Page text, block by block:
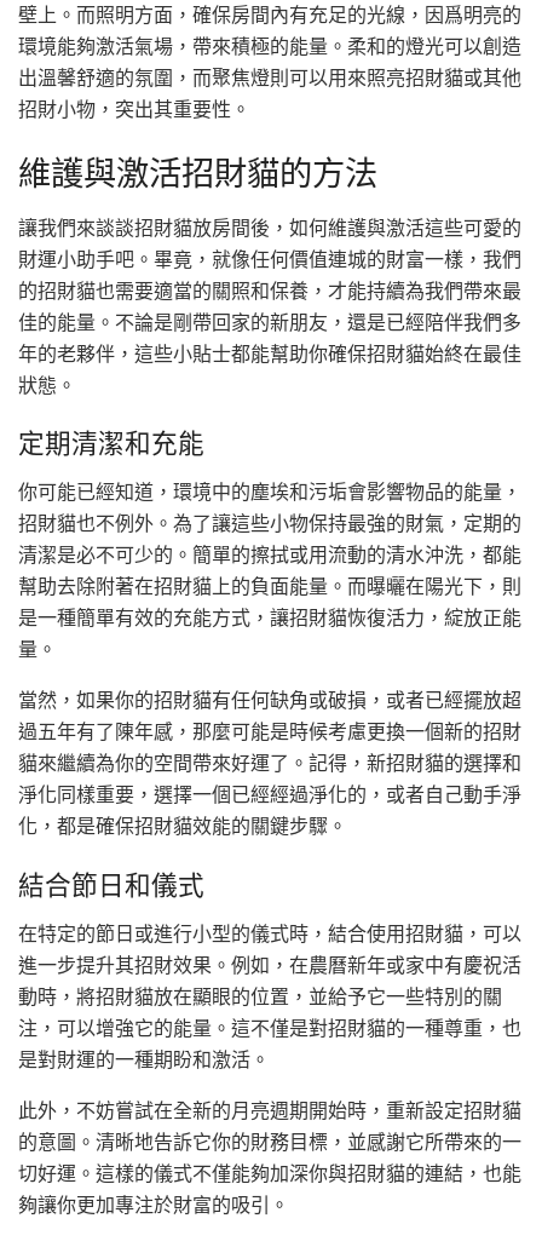
壁上。而照明方面，確保房間內有充足的光線，因爲明亮的
環境能夠激活氣場，帶來積極的能量。柔和的燈光可以創造
出溫馨舒適的氛圍，而聚焦燈則可以用來照亮招財貓或其他
招財小物，突出其重要性。
維護與激活招財貓的方法
讓我們來談談招財貓放房間後，如何維護與激活這些可愛的
財運小助手吧。畢竟，就像任何價值連城的財富一樣，我們
的招財貓也需要適當的關照和保養，才能持續為我們帶來最
佳的能量。不論是剛帶回家的新朋友，還是已經陪伴我們多
年的老夥伴，這些小貼士都能幫助你確保招財貓始終在最佳
狀態。
定期清潔和充能
你可能已經知道，環境中的塵埃和污垢會影響物品的能量，
招財貓也不例外。為了讓這些小物保持最強的財氣，定期的
清潔是必不可少的。簡單的擦拭或用流動的清水沖洗，都能
幫助去除附著在招財貓上的負面能量。而曝曬在陽光下，則
是一種簡單有效的充能方式，讓招財貓恢復活力，綻放正能
量。
當然，如果你的招財貓有任何缺角或破損，或者已經擺放超
過五年有了陳年感，那麼可能是時候考慮更換一個新的招財
貓來繼續為你的空間帶來好運了。記得，新招財貓的選擇和
淨化同樣重要，選擇一個已經經過淨化的，或者自己動手淨
化，都是確保招財貓效能的關鍵步驟。
結合節日和儀式
在特定的節日或進行小型的儀式時，結合使用招財貓，可以
進一步提升其招財效果。例如，在農曆新年或家中有慶祝活
動時，將招財貓放在顯眼的位置，並給予它一些特別的關
注，可以增強它的能量。這不僅是對招財貓的一種尊重，也
是對財運的一種期盼和激活。
此外，不妨嘗試在全新的月亮週期開始時，重新設定招財貓
的意圖。清晰地告訴它你的財務目標，並感謝它所帶來的一
切好運。這樣的儀式不僅能夠加深你與招財貓的連結，也能
夠讓你更加專注於財富的吸引。